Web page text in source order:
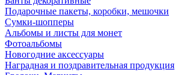
Подарочные пакеты, коробки, мешочки
Сумки-шопперы
Альбомы и листы для монет
Фотоальбомы
Новогодние аксессуары
Наградная и поздравительная продукция